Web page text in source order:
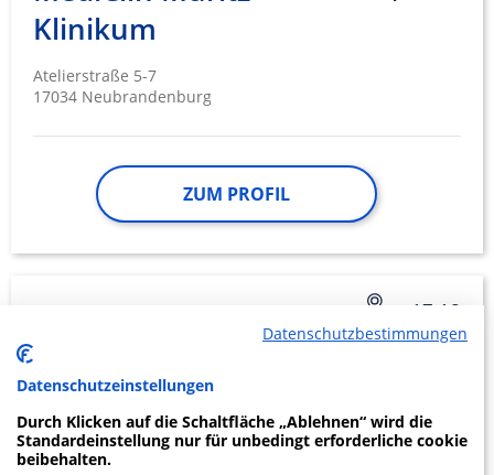
Klinikum
Atelierstraße 5-7
17034 Neubrandenburg
ZUM PROFIL
17.18
Klinikum Standort
Neubrandenburg
Salvador-Allende-Straße 30
17036 Neubrandenburg
Datenschutzbestimmungen
Datenschutzeinstellungen
Durch Klicken auf die Schaltfläche „Ablehnen“ wird die
Standardeinstellung nur für unbedingt erforderliche cookie
beibehalten.